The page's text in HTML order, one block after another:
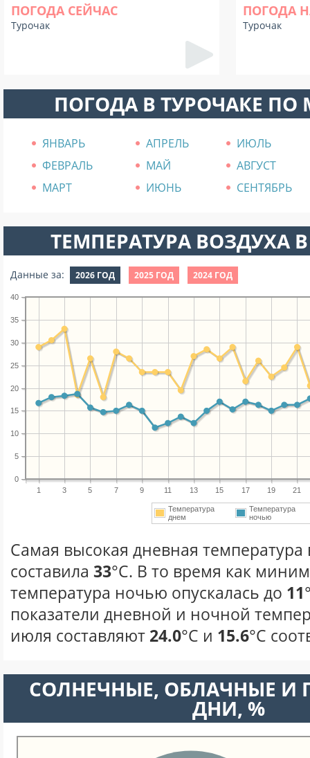
ПОГОДА СЕЙЧАС
Турочак
ПОГОДА
Турочак
ПОГОДА В ТУРОЧАКЕ ПО
ЯНВАРЬ АПРЕЛЬ
ИЮЛЬ
ФЕВРАЛЬ
МАЙ
АВГУСТ
МАРТ
ИЮНЬ СЕНТЯБРЬ
ТЕМПЕРАТУРА ВОЗДУХА
Данные за: 2026 ГОД 2025 ГОД 2024 ГОД
1 3 5 7 9 11 13 15 17 19 21
0
5
10
15
20
25
30
35
40
Температура
днем
Температура
ночью
Самая высокая дневная температура
составила 33°С. В то время как
температура ночью опускалась до 11
показатели дневной и ночной
июля составляют 24.0°С и 15.6°С
CОЛНЕЧНЫЕ, ОБЛАЧНЫЕ И
ДНИ, %